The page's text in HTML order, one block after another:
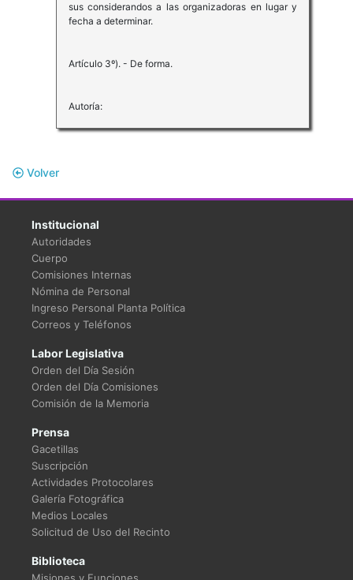
sus considerandos a las organizadoras en lugar y
fecha a determinar.
Artículo 3º). - De forma.
Autoría:
Volver
Institucional
Autoridades
Cuerpo
Comisiones Internas
Nómina de Personal
Ingreso Personal Planta Política
Correos y Teléfonos
Labor Legislativa
Orden del Día Sesión
Orden del Día Comisiones
Comisión de la Memoria
Prensa
Gacetillas
Suscripción
Actividades Protocolares
Galería Fotográfica
Medios Locales
Solicitud de Uso del Recinto
Biblioteca